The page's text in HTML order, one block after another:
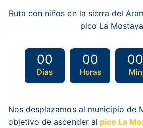
Ruta con niños en la sierra del
pico La
00
Días
00
Horas
00
Min
Nos desplazamos al municipio de
objetivo de ascender al pico La